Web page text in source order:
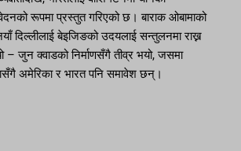
रूपमा प्रस्तुत गरिएको छ। बाराक ओबामाको
दिल्लीलाई बेइजिङको उदयलाई सन्तुलनमा राख्न
– जुन क्वाडको निर्माणसँगै तीव्र भयो, जसमा
अमेरिका र भारत पनि समावेश छन्।